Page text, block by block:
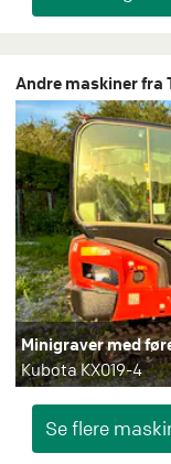
Andre maskiner fra
Minigraver med
Kubota KX019-4